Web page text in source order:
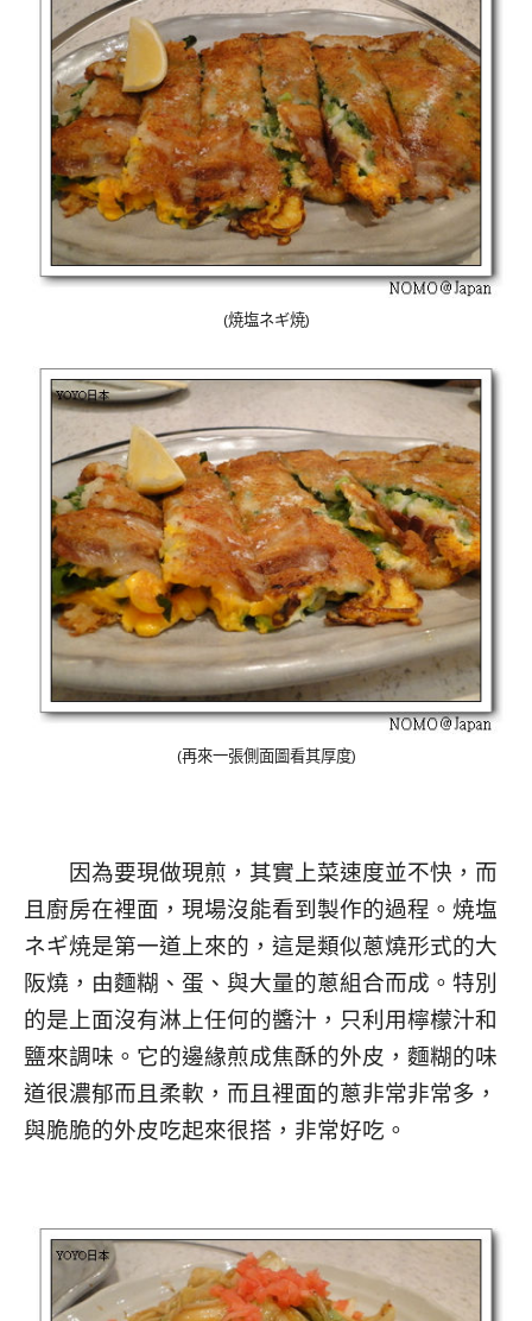
(焼塩ネギ焼)
(再來一張側面圖看其厚度)
因為要現做現煎，其實上菜速度並不快，而
且廚房在裡面，現場沒能看到製作的過程。焼塩
ネギ焼是第一道上來的，這是類似蔥燒形式的大
阪燒，由麵糊、蛋、與大量的蔥組合而成。特別
的是上面沒有淋上任何的醬汁，只利用檸檬汁和
鹽來調味。它的邊緣煎成焦酥的外皮，麵糊的味
道很濃郁而且柔軟，而且裡面的蔥非常非常多，
與脆脆的外皮吃起來很搭，非常好吃。